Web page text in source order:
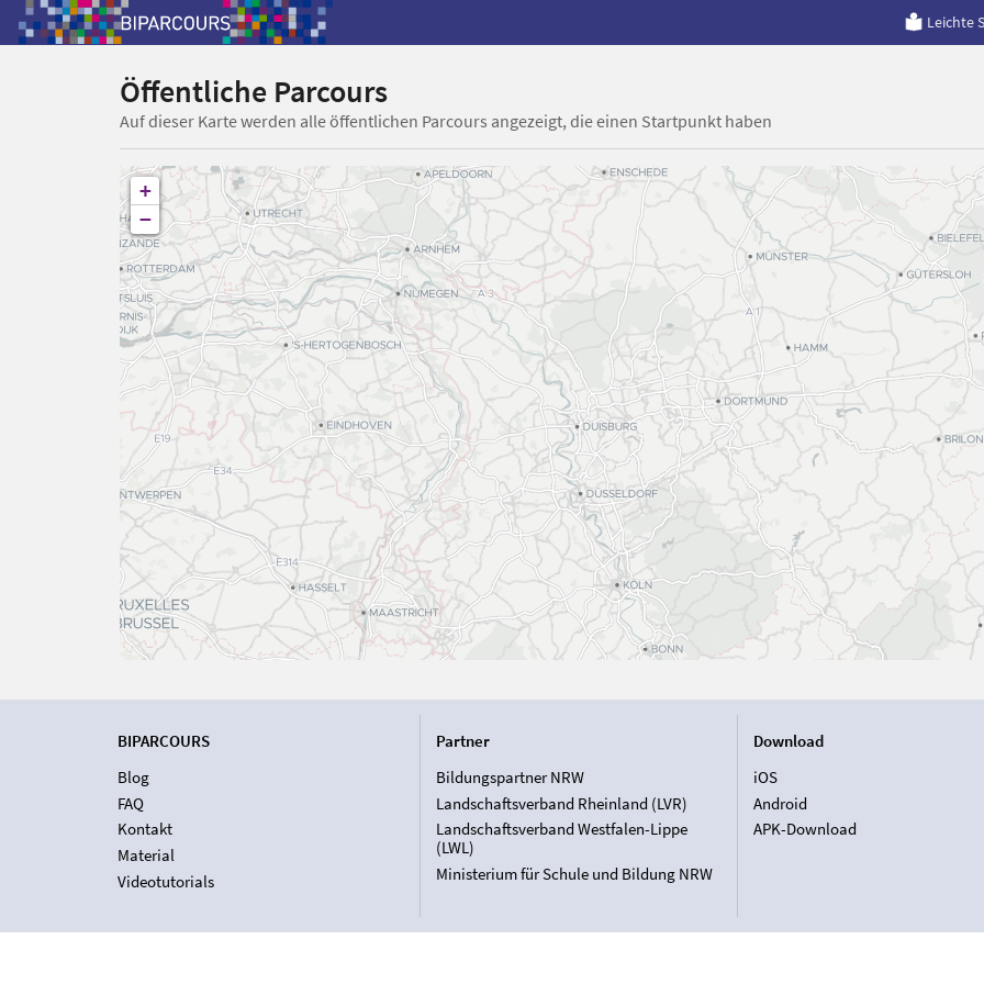
Leichte
Öffentliche Parcours
Auf dieser Karte werden alle öffentlichen Parcours angezeigt, die einen Startpunkt haben
+
−
BIPARCOURS
Blog
FAQ
Kontakt
Material
Videotutorials
Partner
Bildungspartner NRW
Landschaftsverband Rheinland (LVR)
Landschaftsverband Westfalen-Lippe
(LWL)
Ministerium für Schule und Bildung NRW
Download
iOS
Android
APK-Download